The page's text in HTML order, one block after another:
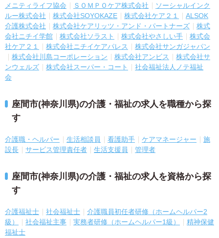
メニティライフ協会
ＳＯＭＰＯケア株式会社
ソーシャルインク
ルー株式会社
株式会社SOYOKAZE 株式会社ケア２１
ALSOK
介護株式会社
株式会社ケアリッツ・アンド・パートナーズ
株式
会社ニチイ学館
株式会社ソラスト 株式会社やさしい手
株式会
社ケア２１
株式会社ニチイケアパレス
株式会社サンガジャパン
株式会社川島コーポレーション
株式会社アンビス
株式会社サ
ンウェルズ
株式会社スーパー・コート
社会福祉法人ノテ福祉
会
座間市(神奈川県)の介護・福祉の求人を職種から探
す
介護職・ヘルパー 生活相談員 看護助手 ケアマネージャー
施
設長
サービス管理責任者 生活支援員 管理者
座間市(神奈川県)の介護・福祉の求人を資格から探
す
介護福祉士 社会福祉士
介護職員初任者研修（ホームヘルパー2
級）
社会福祉主事 実務者研修（ホームヘルパー1級）
精神保健
福祉士